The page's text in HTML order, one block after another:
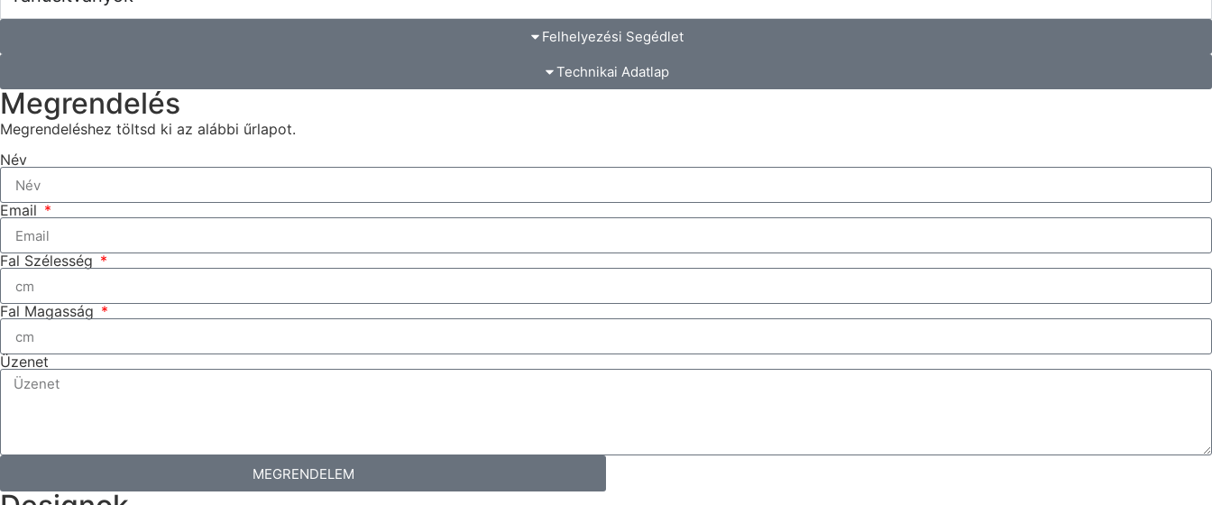
Felhelyezési Segédlet
Technikai Adatlap
Megrendelés
Megrendeléshez töltsd ki az alábbi űrlapot.
Név
Email
Fal Szélesség
Fal Magasság
Üzenet
MEGRENDELEM